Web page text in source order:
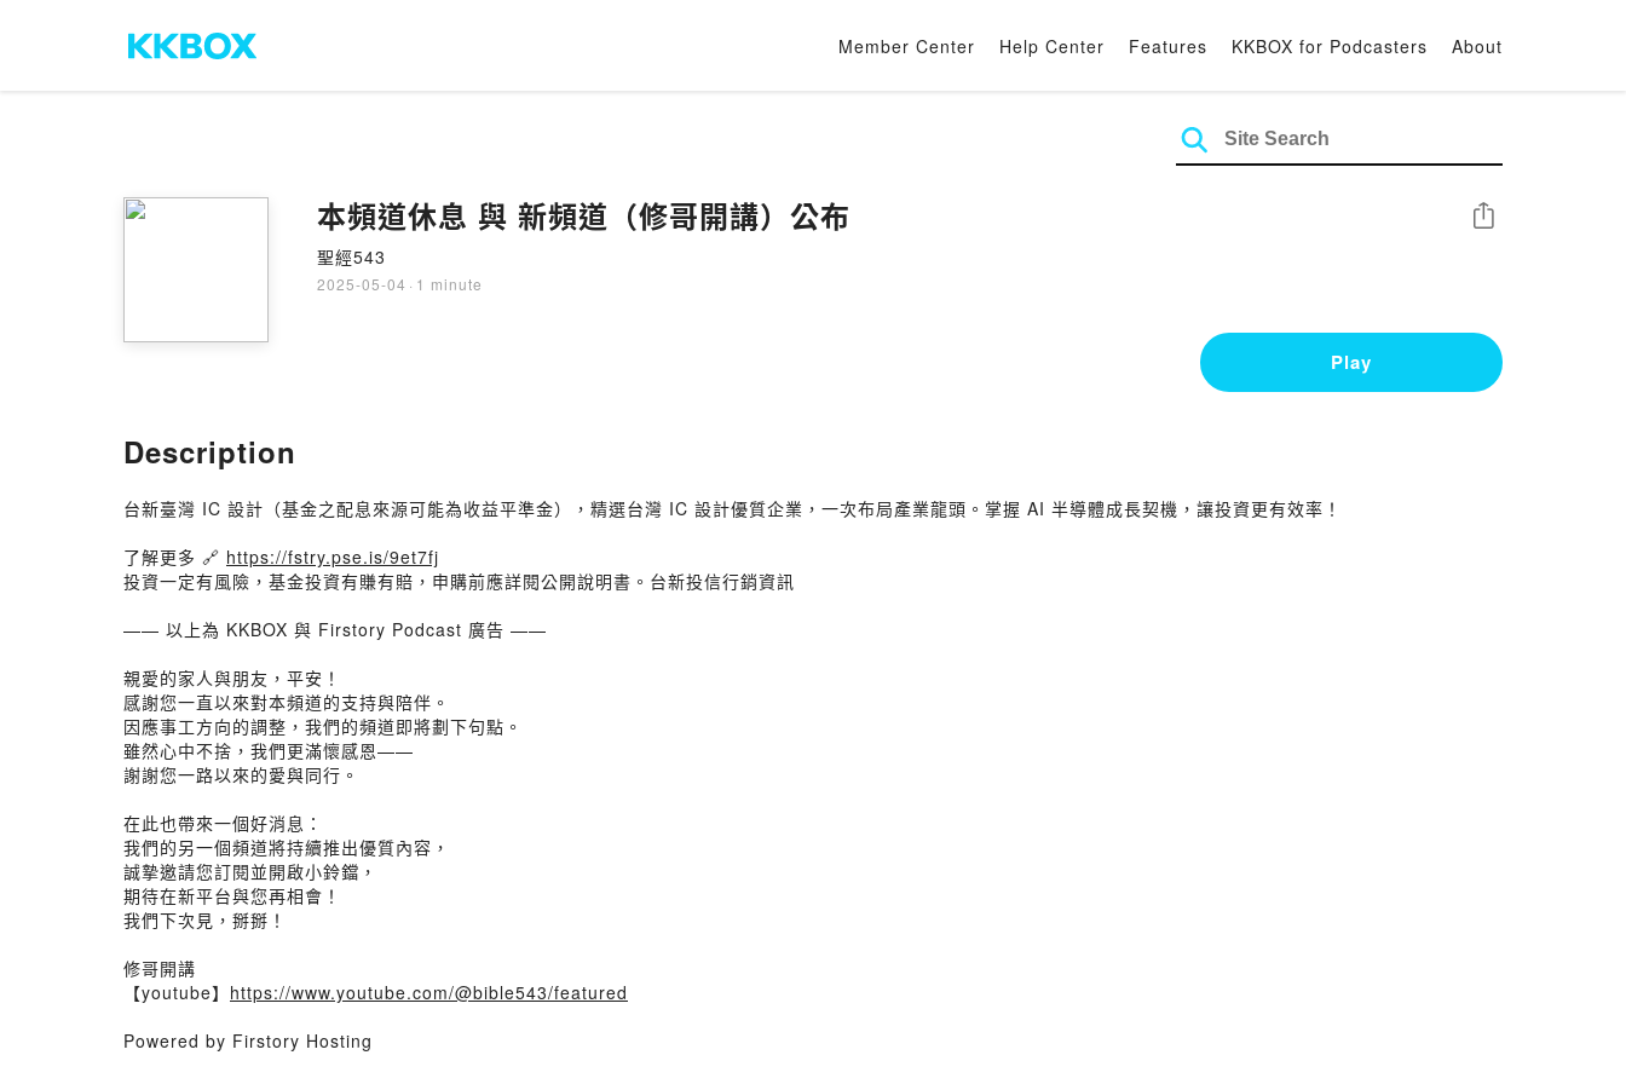
Member Center Help Center Features KKBOX for Podcasters About
本頻道休息 與 新頻道（修哥開講）公布
聖經543
2025-05-04 · 1 minute
Share
Play
Description
台新臺灣 IC 設計（基金之配息來源可能為收益平準金），精選台灣 IC 設計優質企業，一次布局產業龍頭。掌握 AI 半導體成長契機，讓投資更有效率！
了解更多 🔗 https://fstry.pse.is/9et7fj
投資一定有風險，基金投資有賺有賠，申購前應詳閱公開說明書。台新投信行銷資訊
—— 以上為 KKBOX 與 Firstory Podcast 廣告 ——
親愛的家人與朋友，平安！
感謝您一直以來對本頻道的支持與陪伴。
因應事工方向的調整，我們的頻道即將劃下句點。
雖然心中不捨，我們更滿懷感恩——
謝謝您一路以來的愛與同行。
在此也帶來一個好消息：
我們的另一個頻道將持續推出優質內容，
誠摯邀請您訂閱並開啟小鈴鐺，
期待在新平台與您再相會！
我們下次見，掰掰！
修哥開講
【youtube】 https://www.youtube.com/@bible543/featured
Powered by Firstory Hosting